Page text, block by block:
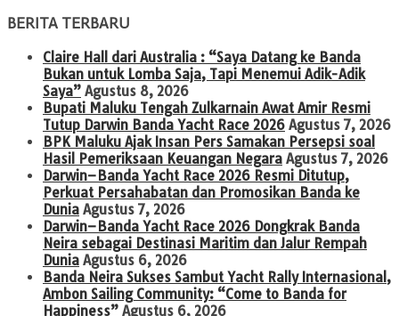
BERITA TERBARU
Claire Hall dari Australia : “Saya Datang ke Banda
Bukan untuk Lomba Saja, Tapi Menemui Adik-Adik
Saya” Agustus 8, 2026
Bupati Maluku Tengah Zulkarnain Awat Amir Resmi
Tutup Darwin Banda Yacht Race 2026 Agustus 7, 2026
BPK Maluku Ajak Insan Pers Samakan Persepsi soal
Hasil Pemeriksaan Keuangan Negara Agustus 7, 2026
Darwin–Banda Yacht Race 2026 Resmi Ditutup,
Perkuat Persahabatan dan Promosikan Banda ke
Dunia Agustus 7, 2026
Darwin–Banda Yacht Race 2026 Dongkrak Banda
Neira sebagai Destinasi Maritim dan Jalur Rempah
Dunia Agustus 6, 2026
Banda Neira Sukses Sambut Yacht Rally Internasional,
Ambon Sailing Community: “Come to Banda for
Happiness” Agustus 6, 2026